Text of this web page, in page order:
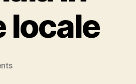
locale
on